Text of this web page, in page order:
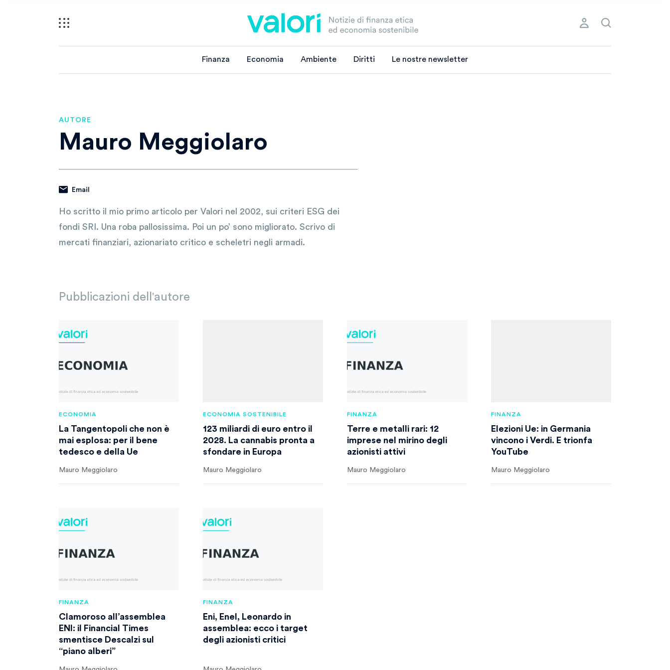
Finanza Economia Ambiente Diritti Le nostre newsletter
AUTORE
Mauro Meggiolaro
Email
Ho scritto il mio primo articolo per Valori nel 2002, sui criteri ESG dei
fondi SRI. Una roba pallosissima. Poi un po’ sono migliorato. Scrivo di
mercati finanziari, azionariato critico e scheletri negli armadi.
Pubblicazioni dell'autore
ECONOMIA
La Tangentopoli che non è
mai esplosa: per il bene
tedesco e della Ue
Mauro Meggiolaro
ECONOMIA SOSTENIBILE
123 miliardi di euro entro il
2028. La cannabis pronta a
sfondare in Europa
Mauro Meggiolaro
FINANZA
Terre e metalli rari: 12
imprese nel mirino degli
azionisti attivi
Mauro Meggiolaro
FINANZA
Elezioni Ue: in Germania
vincono i Verdi. E trionfa
YouTube
Mauro Meggiolaro
FINANZA
Clamoroso all’assemblea
ENI: il Financial Times
smentisce Descalzi sul
“piano alberi”
FINANZA
Eni, Enel, Leonardo in
assemblea: ecco i target
degli azionisti critici